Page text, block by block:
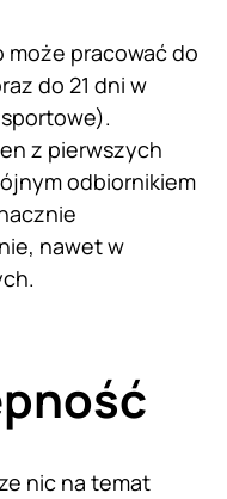
może pracować do
do 21 dni w
z pierwszych
odbiornikiem
nawet w
nic na temat